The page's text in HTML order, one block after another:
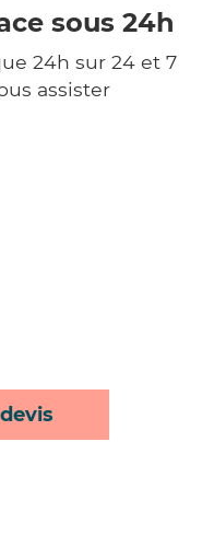
sous 24h
24h sur 24 et 7
assister